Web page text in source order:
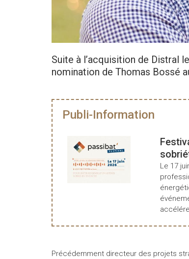
Suite à l’acquisition de Distral
nomination de Thomas Bossé
Publi-Information
Le 17
Précédemment directeur des projets